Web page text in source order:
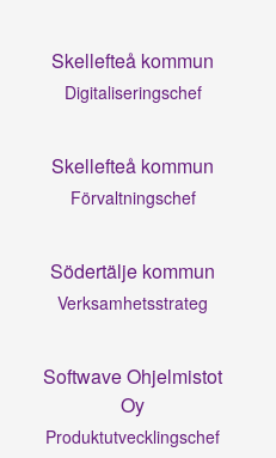
Skellefteå kommun
Digitaliseringschef
Skellefteå kommun
Förvaltningschef
Södertälje kommun
Verksamhetsstrateg
Softwave Ohjelmistot
Oy
Produktutvecklingschef